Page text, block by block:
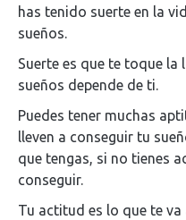
has tenido suerte en la
sueños.
Suerte es que te toque
sueños depende de ti.
Puedes tener muchas
lleven a conseguir tu
que tengas, si no tienes
conseguir.
Tu actitud es lo que te